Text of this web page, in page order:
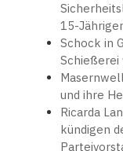
15-
Schock in
und ihre
Ricarda
kündigen